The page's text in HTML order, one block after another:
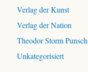
Verlag der Kunst
Verlag der Nation
Theodor Storm Punsch
Unkategorisiert